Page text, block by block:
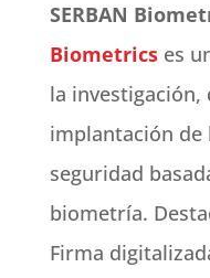
SERBAN
Biometricses
la investigación,
implantación de
seguridad
biometría.
Firma